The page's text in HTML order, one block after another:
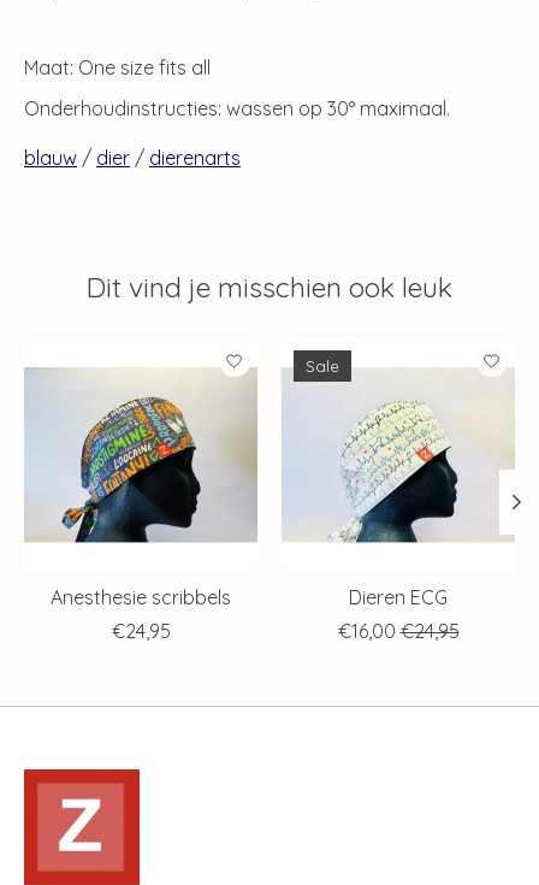
Maat: One size fits all
Onderhoudinstructies: wassen op 30° maximaal.
blauw / dier / dierenarts
Dit vind je misschien ook leuk
Items van productcarrousel
Anesthesie scribbels
€24,95
Sale
Dieren ECG
€16,00 €24,95